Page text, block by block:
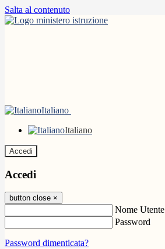
Salta al contenuto
Italiano
Italiano
Accedi
Accedi
button close ×
Nome Utente
Password
Password dimenticata?